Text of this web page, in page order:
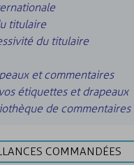
titulaire
du titulaire
et commentaires
étiquettes et drapeaux
de commentaires
COMMANDÉES